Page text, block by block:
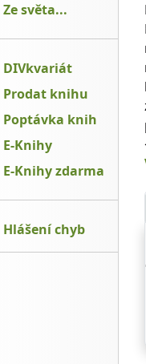
Ze světa...
DIVkvariát
Prodat knihu
Poptávka knih
E-Knihy
E-Knihy zdarma
Hlášení chyb